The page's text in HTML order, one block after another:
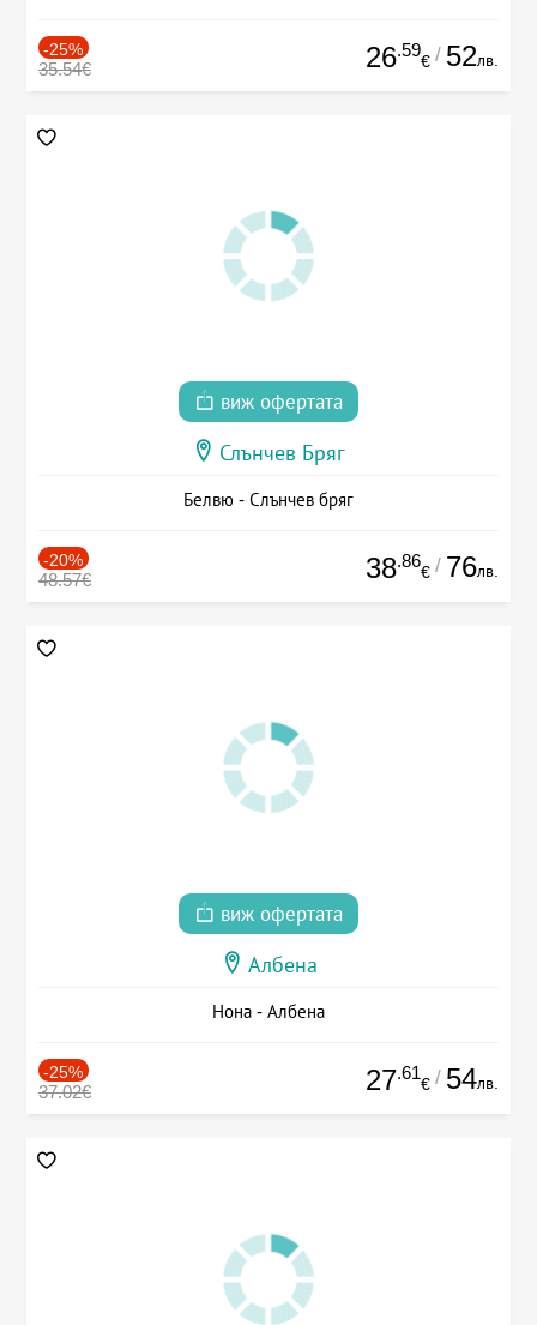
-25%
35.54€ 26.59
€ / 52лв.
виж офертата
Слънчев Бряг
Белвю - Слънчев бряг
-20%
48.57€ 38.86
€ / 76лв.
виж офертата
Албена
Нона - Албена
-25%
37.02€ 27.61
€ / 54лв.